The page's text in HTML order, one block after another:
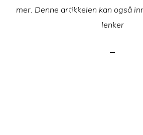
mer. Denne artikkelen kan også
lenker